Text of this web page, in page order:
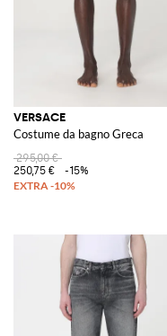
VERSACE
Costume da bagno Greca
295,00 €
250,75 €
-15%